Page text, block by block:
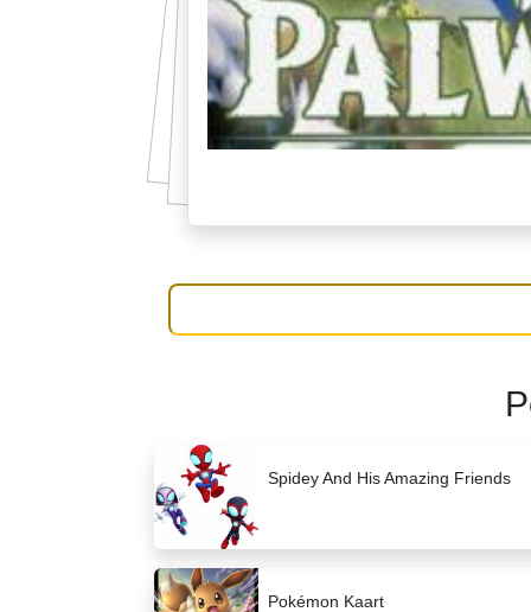
Spidey And His Amazing Friends
Pokémon Kaart